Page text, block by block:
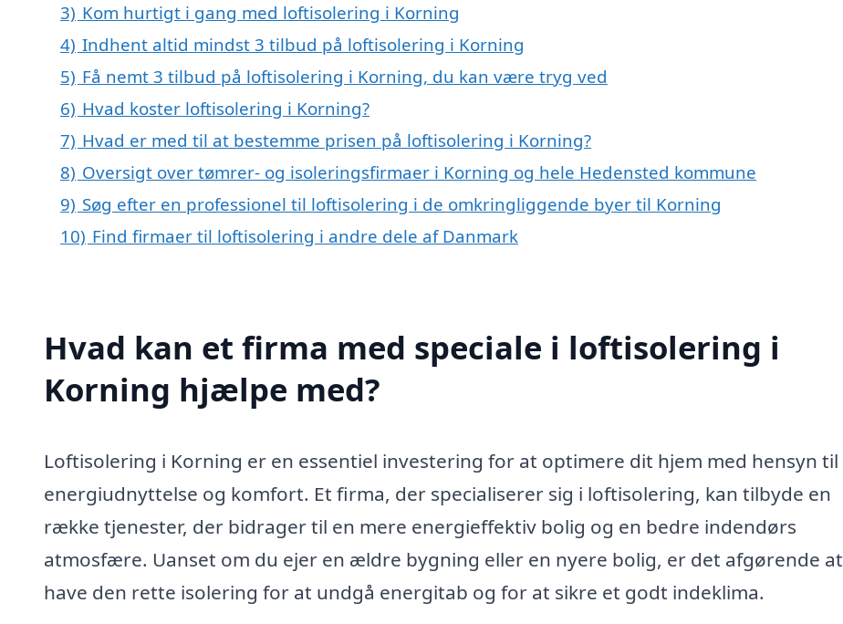
3) Kom hurtigt i gang med loftisolering i Korning
4) Indhent altid mindst 3 tilbud på loftisolering i Korning
5) Få nemt 3 tilbud på loftisolering i Korning, du kan være tryg ved
6) Hvad koster loftisolering i Korning?
7) Hvad er med til at bestemme prisen på loftisolering i Korning?
8) Oversigt over tømrer- og isoleringsfirmaer i Korning og hele Hedensted kommune
9) Søg efter en professionel til loftisolering i de omkringliggende byer til Korning
10) Find firmaer til loftisolering i andre dele af Danmark
Hvad kan et firma med speciale i loftisolering i
Korning hjælpe med?
Loftisolering i Korning er en essentiel investering for at optimere dit hjem med hensyn til
energiudnyttelse og komfort. Et firma, der specialiserer sig i loftisolering, kan tilbyde en
række tjenester, der bidrager til en mere energieffektiv bolig og en bedre indendørs
atmosfære. Uanset om du ejer en ældre bygning eller en nyere bolig, er det afgørende at
have den rette isolering for at undgå energitab og for at sikre et godt indeklima.